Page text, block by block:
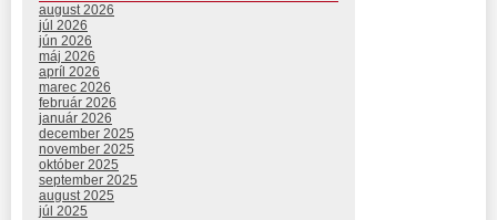
august 2026
júl 2026
jún 2026
máj 2026
apríl 2026
marec 2026
február 2026
január 2026
december 2025
november 2025
október 2025
september 2025
august 2025
júl 2025